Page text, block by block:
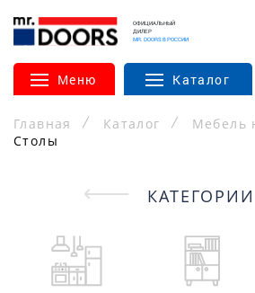
ОФИЦИАЛЬНЫЙ
ДИЛЕР
MR. DOORS В РОССИИ
Меню Каталог
Главная Каталог
Мебель
Столы
КАТЕГОРИИ